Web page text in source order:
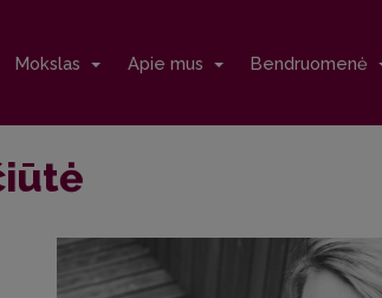
Mokslas Apie mus Bendruomenė